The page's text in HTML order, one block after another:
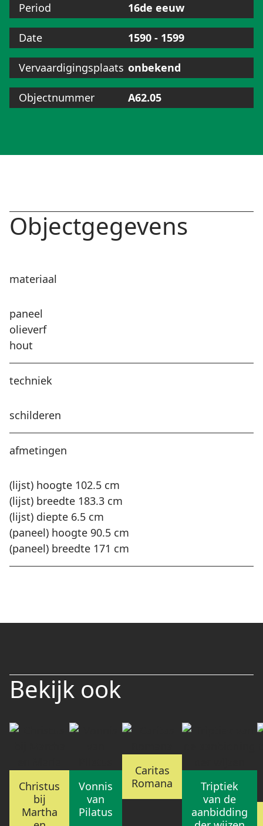
Period 16de eeuw
Date 1590 - 1599
Vervaardigingsplaats onbekend
Objectnummer A62.05
Objectgegevens
materiaal
paneel
olieverf
hout
techniek
schilderen
afmetingen
(lijst) hoogte 102.5 cm
(lijst) breedte 183.3 cm
(lijst) diepte 6.5 cm
(paneel) hoogte 90.5 cm
(paneel) breedte 171 cm
Bekijk ook
Christus
bij
Martha
Vonnis
van
Pilatus
Caritas
Romana
Triptiek
van de
aanbidding